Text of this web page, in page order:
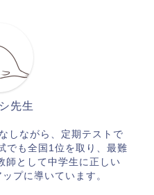
先生
しながら、定期テストで
でも全国1位を取り、最難
師として中学生に正しい
プに導いています。